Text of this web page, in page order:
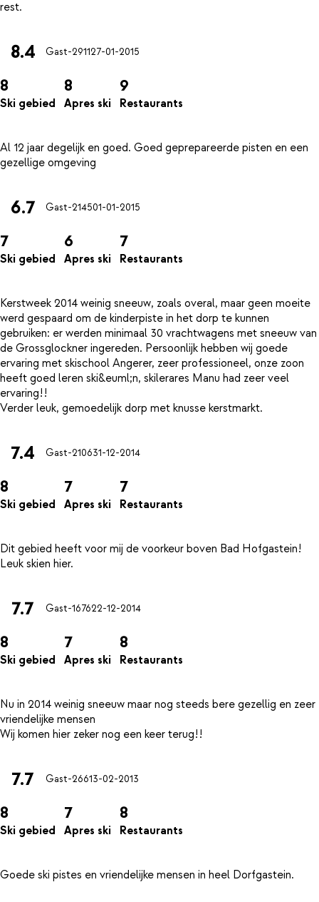
8.4 Gast-291127-01-2015
8
Ski gebied
8
Apres ski
9
Restaurants
Al 12 jaar degelijk en goed. Goed geprepareerde pisten en een
6.7 Gast-214501-01-2015
7
Ski gebied
6
Apres ski
7
Restaurants
Kerstweek 2014 weinig sneeuw, zoals overal, maar geen moeite
werd gespaard om de kinderpiste in het dorp te kunnen
gebruiken: er werden minimaal 30 vrachtwagens met sneeuw van
de Grossglockner ingereden. Persoonlijk hebben wij goede
ervaring met skischool Angerer, zeer professioneel, onze zoon
heeft goed leren ski&euml;n, skilerares Manu had zeer veel
ervaring!!
7.4 Gast-210631-12-2014
8
Ski gebied
7
Apres ski
7
Restaurants
Dit gebied heeft voor mij de voorkeur boven Bad Hofgastein!
7.7 Gast-167622-12-2014
8
Ski gebied
7
Apres ski
8
Restaurants
Nu in 2014 weinig sneeuw maar nog steeds bere gezellig en zeer
vriendelijke mensen
7.7 Gast-26613-02-2013
8
Ski gebied
7
Apres ski
8
Restaurants